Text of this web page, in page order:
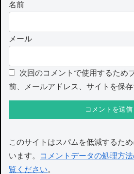
名前
メール
次回のコメントで使用するため
前、メールアドレス、サイトを保存
このサイトはスパムを低減するた
います。
コメントデータの処理方
覧ください。